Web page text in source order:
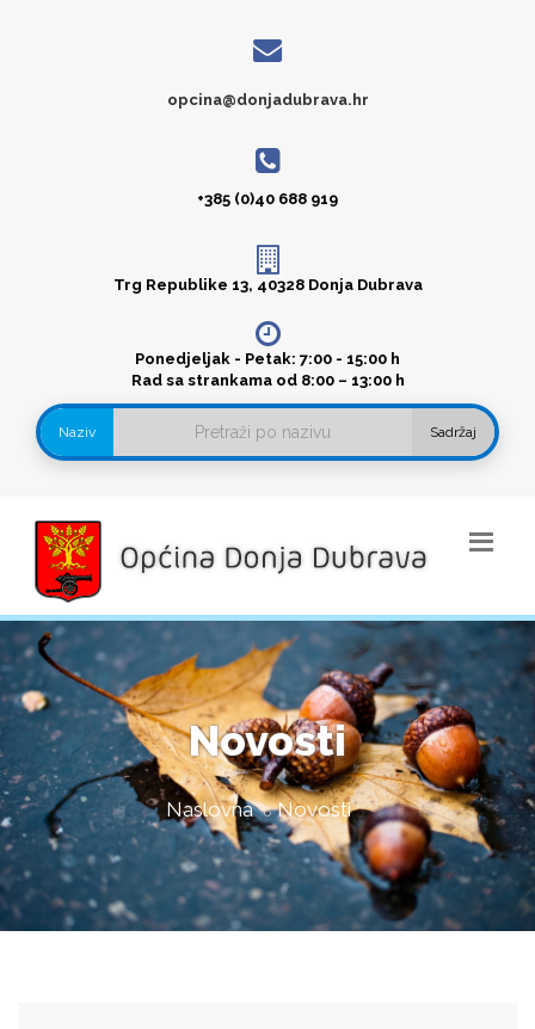
opcina@donjadubrava.hr
+385 (0)40 688 919
Trg Republike 13, 40328 Donja Dubrava
Ponedjeljak - Petak: 7:00 - 15:00 h
Rad sa strankama od 8:00 – 13:00 h
Naziv Sadržaj
Novosti
Naslovna Novosti